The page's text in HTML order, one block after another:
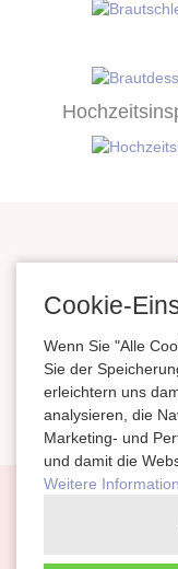
Cookie-
Wenn Sie "Alle
Sie der
erleichtern uns
analysieren, die
Marketing- und
und damit die
Weitere